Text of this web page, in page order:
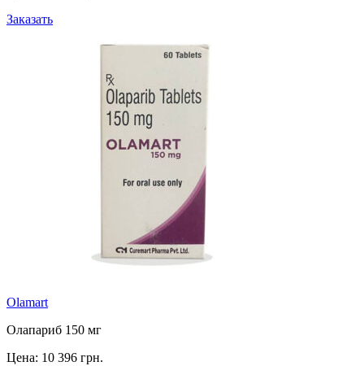
Заказать
Olamart
Олапариб 150 мг
Цена: 10 396 грн.